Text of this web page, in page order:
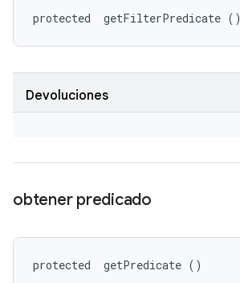
protected getFilterPredicate ()
Devoluciones
obtener predicado
protected getPredicate ()